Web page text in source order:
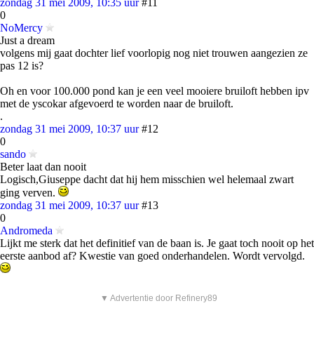
zondag 31 mei 2009, 10:35 uur #11
0
NoMercy
Just a dream
volgens mij gaat dochter lief voorlopig nog niet trouwen aangezien ze
pas 12 is?
Oh en voor 100.000 pond kan je een veel mooiere bruiloft hebben ipv
met de yscokar afgevoerd te worden naar de bruiloft.
.
zondag 31 mei 2009, 10:37 uur #12
0
sando
Beter laat dan nooit
Logisch,Giuseppe dacht dat hij hem misschien wel helemaal zwart
ging verven.
zondag 31 mei 2009, 10:37 uur #13
0
Andromeda
Lijkt me sterk dat het definitief van de baan is. Je gaat toch nooit op het
eerste aanbod af? Kwestie van goed onderhandelen. Wordt vervolgd.
▼ Advertentie door Refinery89